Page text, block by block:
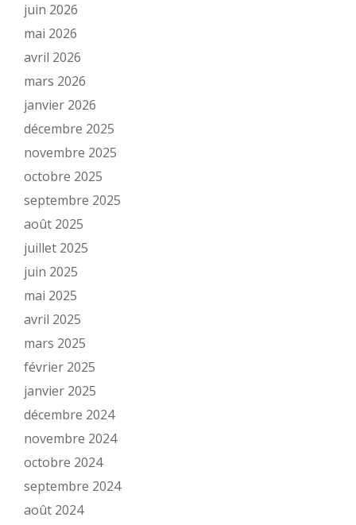
juin 2026
mai 2026
avril 2026
mars 2026
janvier 2026
décembre 2025
novembre 2025
octobre 2025
septembre 2025
août 2025
juillet 2025
juin 2025
mai 2025
avril 2025
mars 2025
février 2025
janvier 2025
décembre 2024
novembre 2024
octobre 2024
septembre 2024
août 2024